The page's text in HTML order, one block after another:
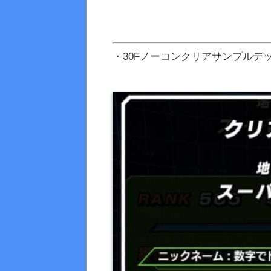
・30Fノーコンクリアサンプルデ